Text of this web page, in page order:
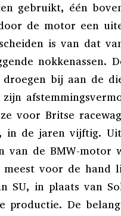
gebruikt, één
de motor een
is van dat
nokkenassen.
bij aan de
voor Britse
in de jaren vijftig.
van de BMW-motor
voor de hand
SU, in plaats van
productie. De